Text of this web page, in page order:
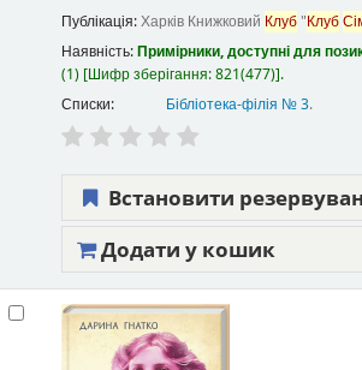
Публікація:Харків Книжковий Клуб"Клуб
Наявність:Примірники, доступні для
(1) Шифр зберігання:821(477) .
Списки:
Бібліотека-філія № 3.
Встановити
Додати у кошик